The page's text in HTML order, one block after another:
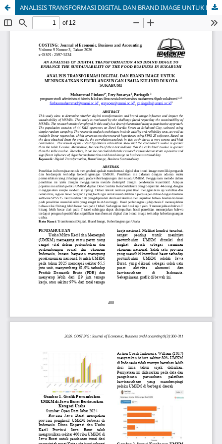
ANALISIS TRANSFORMASI DIGITAL DAN BRAND IMAGE UNTUK MENINGKATKAN KEBERLANGSUNGAN USAHA KULINER DI KOTA SUKABUMI